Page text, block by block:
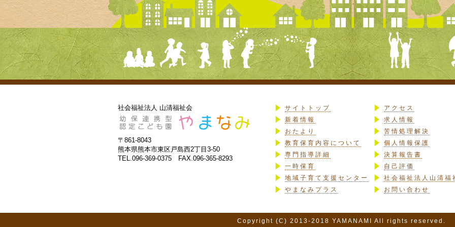
社会福祉法人 山清福祉会
〒861-8043
熊本県熊本市東区戸島西2丁目3-50
TEL.096-369-0375 FAX.096-365-8293
サイトトップ
新着情報
おたより
教育保育内容について
専門指導詳細
一時保育
地域子育て支援センター
やまなみプラス
アクセス
求人情報
苦情処理解決
個人情報保護
決算報告書
自己評価
社会福祉法人山清福
お問い合わせ
Copyright (C) 2013-2018 YAMANAMI All rights reserved.